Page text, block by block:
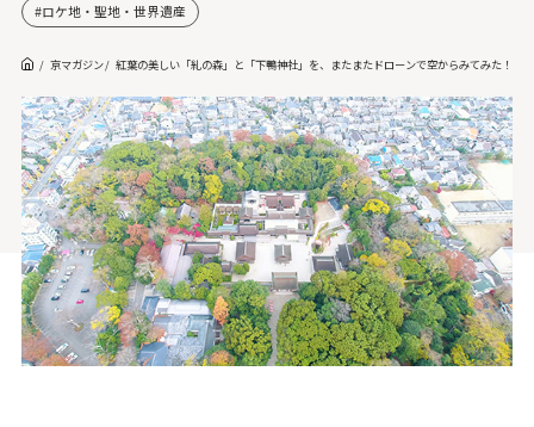
ロケ地・聖地・世界遺産
京マガジン 紅葉の美しい「糺の森」と「下鴨神社」を、またまたドローンで空からみてみた！